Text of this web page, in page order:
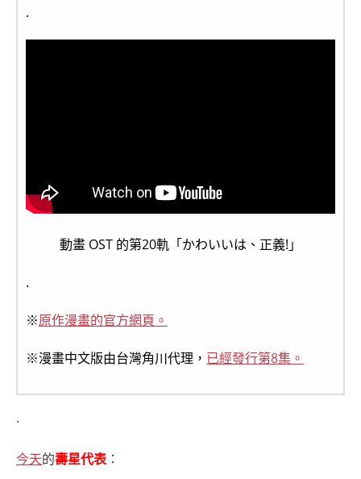
.
動畫 OST 的第20軌「かわいいは、正義!」
.
※原作漫畫的官方網頁。
※漫畫中文版由台灣角川代理， 已經發行第8集。
.
今天的壽星代表：